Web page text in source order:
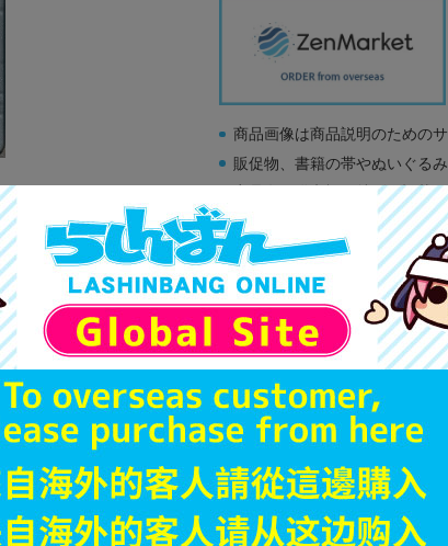
商品画像は商品説明のための
販促物、書籍の帯やぬいぐる
商品名や備考欄に特別な記載
「電池」は原則として保証対
ゲーム機本体には、SDカード
ディスク類の読み取り面のキ
す。
※詳細につきましてはコチラ
JANコード
商品番号
商品カテゴリ
発売日